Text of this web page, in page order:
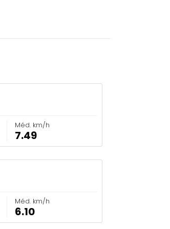
Méd. km/h
7.49
Méd. km/h
6.10